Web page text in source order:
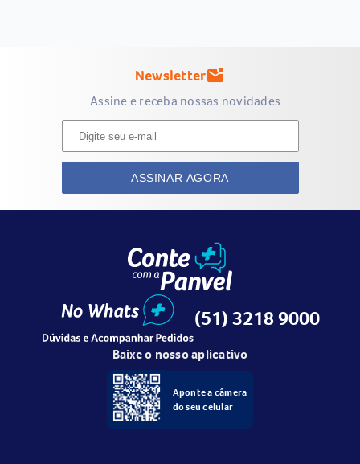
Newslettermark_email_unread
Assine e receba nossas novidades
ASSINAR AGORA
(51) 3218 9000
Baixe o nosso aplicativo
Aponte a câmera
do seu celular